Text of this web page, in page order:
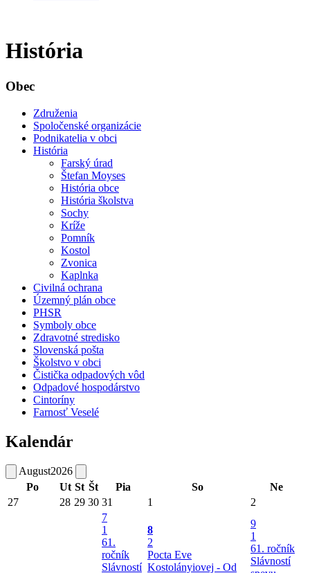
História
Obec
Združenia
Spoločenské organizácie
Podnikatelia v obci
História
Farský úrad
Štefan Moyses
História obce
História školstva
Sochy
Kríže
Pomník
Kostol
Zvonica
Kaplnka
Civilná ochrana
Územný plán obce
PHSR
Symboly obce
Zdravotné stredisko
Slovenská pošta
Školstvo v obci
Čistička odpadových vôd
Odpadové hospodárstvo
Cintoríny
Farnosť Veselé
Kalendár
August2026
Po
Ut St Št Pia So
Ne
27
28 29 30 31 1 2
7
1
61.
ročník
Slávností
8
2
Pocta Eve
Kostolányiovej - Od
9
1
61. ročník
Slávností